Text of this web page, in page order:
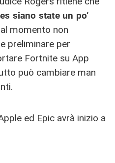
siano state un po’
momento non
preliminare per
Fortnite su App
può cambiare man
ed Epic avrà inizio a